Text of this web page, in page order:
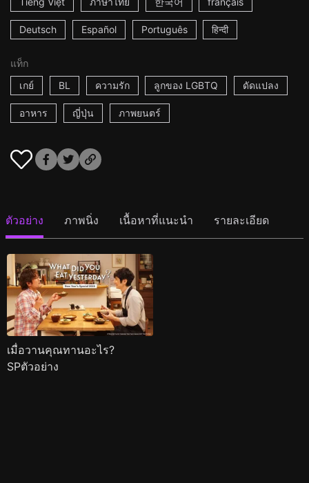
Deutsch Español Português हिन्दी
แท็ก
เกย์
BL ความรัก ลูกของ LGBTQ ดัดแปลง
อาหาร ญี่ปุ่น ภาพยนตร์
ตัวอย่าง ภาพนิ่ง เนื้อหาที่แนะนำ รายละเอียด
เมื่อวานคุณทานอะไร?
SPตัวอย่าง